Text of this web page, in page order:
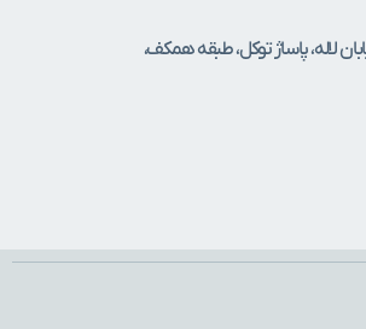
لاله، پاساژ توکل، طبقه همکف،